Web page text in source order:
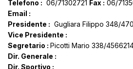
Telefono : 06/71302721 Fax : 06/
Email :
Presidente : Gugliara Filippo 348/
Vice Presidente :
Segretario : Picotti Mario 338/
Dir. Generale :
Dir. Sportivo :